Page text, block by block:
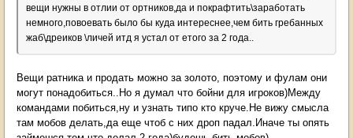
вещи нужны в отлии от ортников,да и покрафтить\заработать
немного,повоевать было бы куда интереснее,чем бить гребанных
жаб\дреиков \личей итд я устал от етого за 2 года..
Вещи ратника и продать можно за золото, поэтому и фулам они
могут понадобиться..Но я думал что бойни для игроков)Между
командами побиться,ну и узнать типо кто круче.Не вижу смысла
там мобов делать,да еще чтоб с них дроп падал.Иначе ты опять